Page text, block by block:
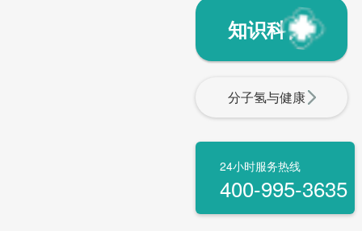
知识科普
分子氢与健康
24小时服务热线
400-995-3635